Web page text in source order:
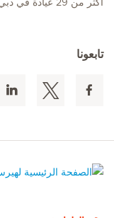
أكثر من 29 عيادة في دبي وأبو ظبي والعين ومنطقة الظفرة.
تابعونا